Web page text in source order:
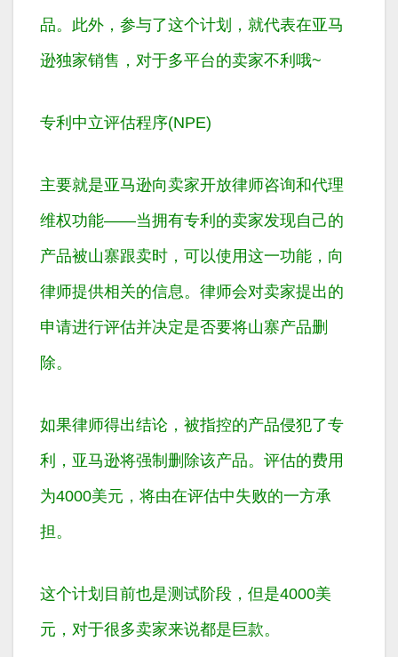
品。此外，参与了这个计划，就代表在亚马
逊独家销售，对于多平台的卖家不利哦~
专利中立评估程序(NPE)
主要就是亚马逊向卖家开放律师咨询和代理
维权功能——当拥有专利的卖家发现自己的
产品被山寨跟卖时，可以使用这一功能，向
律师提供相关的信息。律师会对卖家提出的
申请进行评估并决定是否要将山寨产品删
除。
如果律师得出结论，被指控的产品侵犯了专
利，亚马逊将强制删除该产品。评估的费用
为4000美元，将由在评估中失败的一方承
担。
这个计划目前也是测试阶段，但是4000美
元，对于很多卖家来说都是巨款。